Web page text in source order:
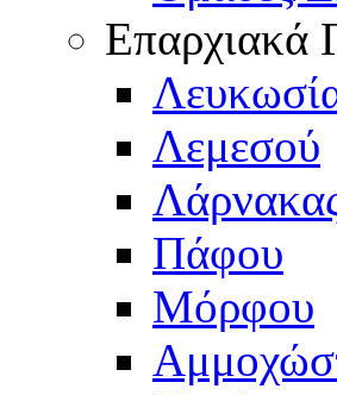
Επαρχιακά
Λεμεσού
Πάφου
Μόρφου